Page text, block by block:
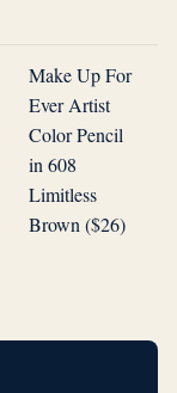
Make Up For
Ever Artist
Color Pencil
in 608
Limitless
Brown ($26)